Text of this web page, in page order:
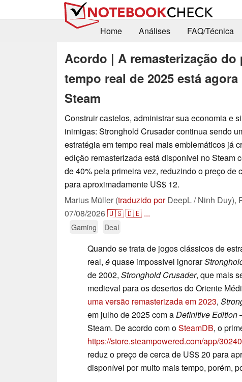
Home
Análises FAQ/Técnica
Acordo | A remasterização
tempo real de 2025 está
Steam
Construir castelos, administrar sua economia e
inimigas: Stronghold Crusader continua sendo
estratégia em tempo real mais emblemáticos já
edição remasterizada está disponível no Steam
de 40% pela primeira vez, reduzindo o preço de
para aproximadamente US$ 12.
Marius Müller (traduzido porDeepL / Ninh Duy),
07/08/2026🇺🇸🇩🇪 ...
Gaming Deal
Quando se trata de jogos clássicos de
real, équase impossível ignorar
de 2002, Stronghold Crusader, que mais
medieval para os desertos do Oriente
uma versão remasterizada em 2023,
em julho de 2025 com aDefinitive Edition
Steam. De acordo com oSteamDB, o
https://store.steampowered.com/app/
reduz o preço de cerca de US$ 20 para
disponível por muito mais tempo, porém,